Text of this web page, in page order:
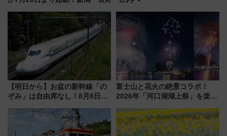
【明日から】お盆の新幹線「の
ぞみ」は自由席なし！8月8日午
せば空きが見つかることも 混
雑避ける「空席」探しのコツ
富士山と花火の絶景コラボ！
2026年「河口湖湖上祭」を楽し
ススメ